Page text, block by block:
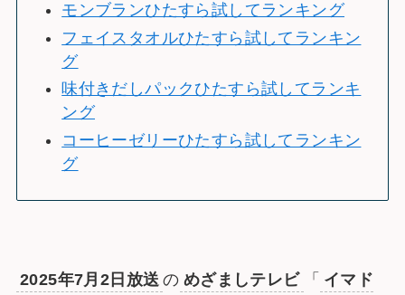
モンブランひたすら試してランキング
フェイスタオルひたすら試してランキン
グ
味付きだしパックひたすら試してランキ
ング
コーヒーゼリーひたすら試してランキン
グ
2025年7月2日放送 の めざましテレビ 「 イマド